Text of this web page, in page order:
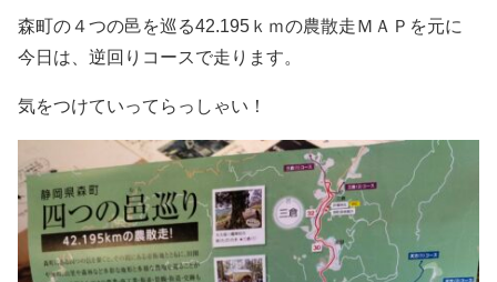
森町の４つの邑を巡る42.195ｋｍの農散走ＭＡＰを元に
今日は、逆回りコースで走ります。
気をつけていってらっしゃい！